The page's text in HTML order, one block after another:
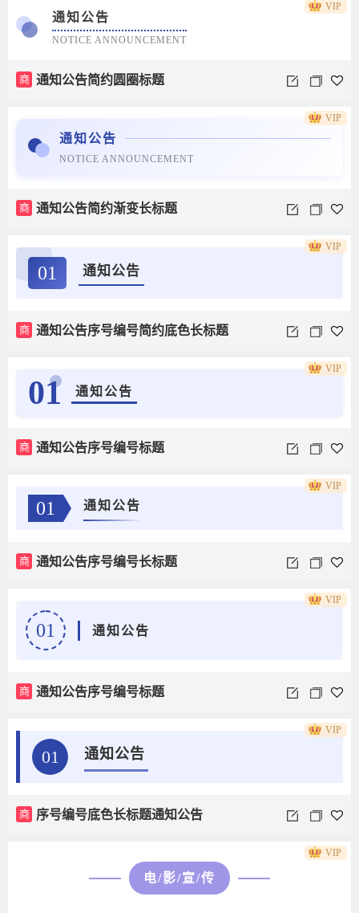
通知公告
NOTICE ANNOUNCEMENT
商 通知公告简约圆圈标题
VIP
通知公告
NOTICE ANNOUNCEMENT
商 通知公告简约渐变长标题
VIP
01 通知公告
商 通知公告序号编号简约底色长标题
VIP
01 通知公告
商 通知公告序号编号标题
VIP
01 通知公告
商 通知公告序号编号长标题
VIP
01 通知公告
商 通知公告序号编号标题
VIP
01 通知公告
商 序号编号底色长标题通知公告
VIP
电/影/宣/传
VIP